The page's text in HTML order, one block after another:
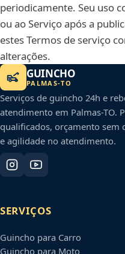
periodicamente. Seu uso
ou ao Serviço após a
estes Termos de serviço
alterações.
GUINCHO
PALMAS-TO
Serviços de guincho 24h e
atendimento em Palmas-TO.
qualificados, orçamento sem
e agilidade no atendimento.
SERVIÇOS
Guincho para Carro
Guincho para Moto